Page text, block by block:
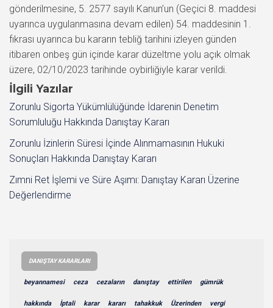
gönderilmesine, 5. 2577 sayılı Kanun’un (Geçici 8. maddesi
uyarınca uygulanmasına devam edilen) 54. maddesinin 1.
fıkrası uyarınca bu kararın tebliğ tarihini izleyen günden
itibaren onbeş gün içinde karar düzeltme yolu açık olmak
üzere, 02/10/2023 tarihinde oybirliğiyle karar verildi.
İlgili Yazılar
Zorunlu Sigorta Yükümlülüğünde İdarenin Denetim
Sorumluluğu Hakkında Danıştay Kararı
Zorunlu İzinlerin Süresi İçinde Alınmamasının Hukuki
Sonuçları Hakkında Danıştay Kararı
Zımni Ret İşlemi ve Süre Aşımı: Danıştay Kararı Üzerine
Değerlendirme
DANIŞTAY KARARLARI
beyannamesi ceza cezaların danıştay ettirilen gümrük
hakkında İptali karar kararı tahakkuk Üzerinden vergi